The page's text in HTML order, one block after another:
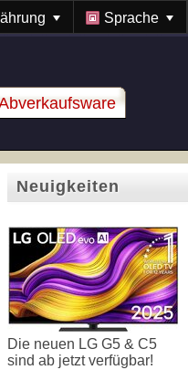
Sprache
Neuigkeiten
Die neuen LG G5 & C5
sind ab jetzt verfügbar!